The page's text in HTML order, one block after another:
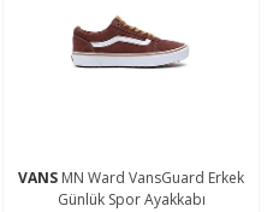
VANS MN Ward VansGuard Erkek
Günlük Spor Ayakkabı